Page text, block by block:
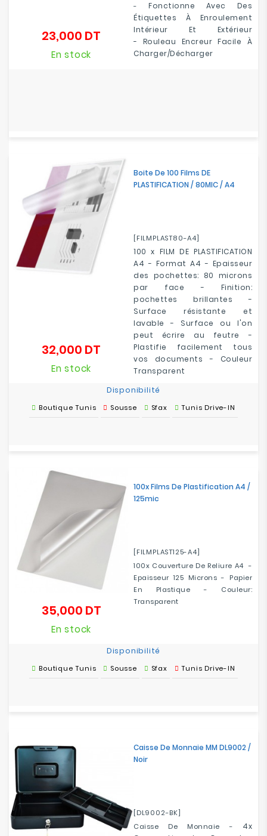
-Fonctionne Avec Des
Étiquettes À Enroulement
Intérieur Et Extérieur
- Rouleau Encreur Facile À
Charger/décharger
23,000 DT
En stock
Boite De 100 Films DE
PLASTIFICATION / 80MIC / A4
[FILMPLAST80-A4]
100 x FILM DE PLASTIFICATION
A4 - Format A4 - Epaisseur
des pochettes: 80 microns
par face - Finition:
pochettes brillantes -
Surface résistante et
lavable - Surface ou l'on
peut écrire au feutre -
Plastifie facilement tous
vos documents - Couleur
Transparent
32,000 DT
En stock
Disponibilité
Boutique Tunis Sousse Sfax Tunis Drive-IN
100x Films De Plastification A4 /
125mic
[FILMPLAST125-A4]
100x Couverture De Reliure A4 -
Epaisseur 125 Microns - Papier
En Plastique - Couleur:
Transparent
35,000 DTPrix
En stock
Disponibilité
Boutique Tunis Sousse Sfax Tunis Drive-IN
Caisse De Monnaie MM DL9002 /
Noir
[DL9002-BK]
Caisse De Monnaie - 4x